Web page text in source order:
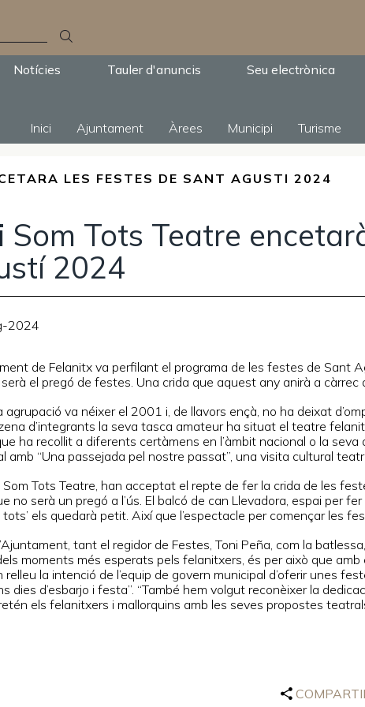
Notícies Tauler d'anuncis Seu electrònica
Inici
Ajuntament Àrees Municipi Turisme
LES FESTES DE SANT AGUSTI 2024
Som Tots Teatre
2024
2024
de Felanitx va perfilant el programa de les festes de Sant
serà el pregó de festes. Una crida que aquest any anirà a càrrec
agrupació va néixer el 2001 i, de llavors ençà, no ha deixat
d’integrants la seva tasca amateur ha situat el teatre
ha recollit a diferents certàmens en l’àmbit nacional o la
amb “Una passejada pel nostre passat”, una visita cultural
Som Tots Teatre, han acceptat el repte de fer la crida de les
no serà un pregó a l’ús. El balcó de can Llevadora, espai per
tots’ els quedarà petit. Així que l’espectacle per començar les
tant el regidor de Festes, Toni Peña, com la
moments més esperats pels felanitxers, és per això que
relleu la intenció de l’equip de govern municipal d’oferir unes
dies d’esbarjo i festa”. “També hem volgut reconèixer la
els felanitxers i mallorquins amb les seves propostes